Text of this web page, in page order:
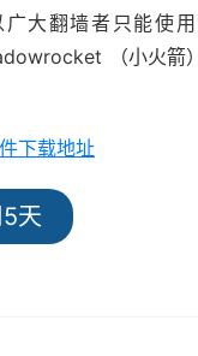
大翻墙者只能使用
（小火箭
下载地址
天